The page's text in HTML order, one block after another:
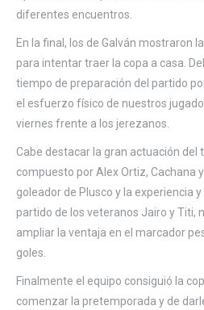
diferentes encuentros.
En la final, los de Galván mostraron
para intentar traer la copa a casa.
tiempo de preparación del partido
el esfuerzo físico de nuestros
viernes frente a los jerezanos.
Cabe destacar la gran actuación del
compuesto por Alex Ortiz, Cachana
goleador de Plusco y la experiencia
partido de los veteranos Jairo y Titi,
ampliar la ventaja en el marcador
goles.
Finalmente el equipo consiguió la
comenzar la pretemporada y de